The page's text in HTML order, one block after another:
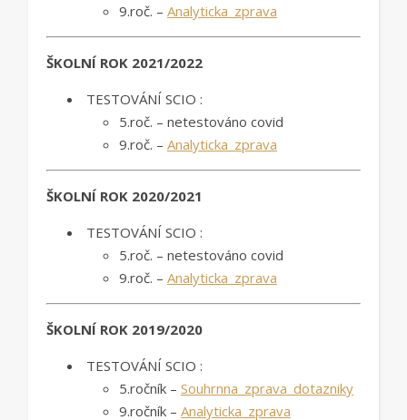
9.roč. – Analyticka_zprava
ŠKOLNÍ ROK 2021/2022
TESTOVÁNÍ SCIO :
5.roč. – netestováno covid
9.roč. – Analyticka_zprava
ŠKOLNÍ ROK 2020/2021
TESTOVÁNÍ SCIO :
5.roč. – netestováno covid
9.roč. – Analyticka_zprava
ŠKOLNÍ ROK 2019/2020
TESTOVÁNÍ SCIO :
5.ročník – Souhrnna_zprava_dotazniky
9.ročník – Analyticka_zprava